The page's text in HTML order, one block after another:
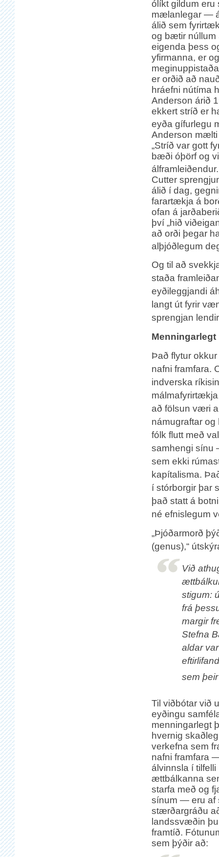
ólíkt gildum eru
mælanlegar —
álið sem
og bætir núllum
eigenda þess
yfirmanna, er
er orðið að
hráefni nútíma
Anderson árið
ekkert stríð er
eyða gífurlegu
Anderson mælti
„Stríð var gott
bæði óþörf og
álframleiðendur.
Cutter
álið í dag,
farartækja á
ofan á
því „hið
að orði þegar
alþjóðlegum
Og til að
staða
eyðileggjandi
langt út fyrir
sprengjan
Það flytur
nafni framfara.
indverska
að fölsun væri
námugraftar
fólk flutt með
samhengi sínu
sem ekki
kapítalisma.
í stórborgir þar
það statt á
né efnislegum
„Þjóðarmorð
(genus),“
Við
stigum:
frá
margir
Stefna
aldar
sem
Til viðbótar við
eyðingu
menningarlegt
hvernig
verkefna sem
nafni framfara
álvinnsla í tilfelli
ættbálkanna
starfa með og
sínum — eru af
stærðargráðu
landssvæðin
framtíð.
sem þýðir að: